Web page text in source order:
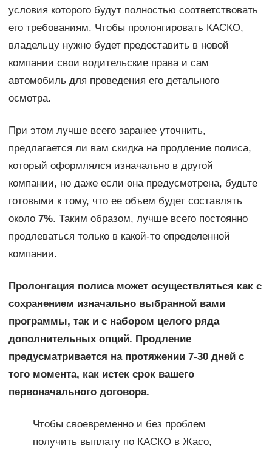
условия которого будут полностью соответствовать
его требованиям. Чтобы пролонгировать КАСКО,
владельцу нужно будет предоставить в новой
компании свои водительские права и сам
автомобиль для проведения его детального
осмотра.
При этом лучше всего заранее уточнить,
предлагается ли вам скидка на продление полиса,
который оформлялся изначально в другой
компании, но даже если она предусмотрена, будьте
готовыми к тому, что ее объем будет составлять
около 7%. Таким образом, лучше всего постоянно
продлеваться только в какой-то определенной
компании.
Пролонгация полиса может осуществляться как с
сохранением изначально выбранной вами
программы, так и с набором целого ряда
дополнительных опций. Продление
предусматривается на протяжении 7-30 дней с
того момента, как истек срок вашего
первоначального договора.
Чтобы своевременно и без проблем
получить выплату по КАСКО в Жасо,